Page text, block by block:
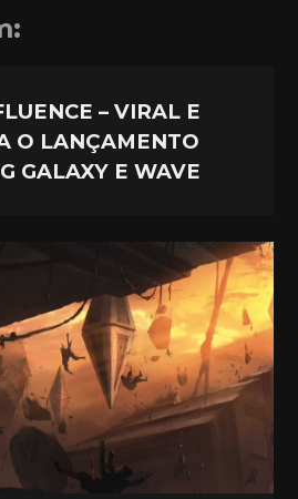
– VIRAL E
O LANÇAMENTO
GALAXY E WAVE